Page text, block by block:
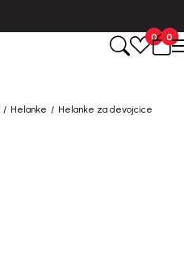
0
0
Helanke
Helanke za devojcice